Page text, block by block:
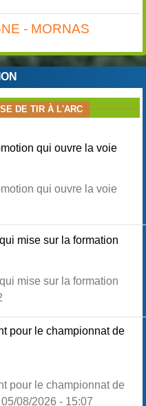
- MORNAS
DE TIR À L'ARC
qui ouvre la voie
qui ouvre la voie
mise sur la formation
mise sur la formation
pour le championnat de
pour le championnat de
08/2026 - 15:07